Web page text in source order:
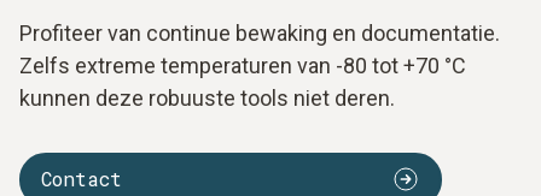
Profiteer van continue bewaking en documentatie.
Zelfs extreme temperaturen van -80 tot +70 °C
kunnen deze robuuste tools niet deren.
Contact